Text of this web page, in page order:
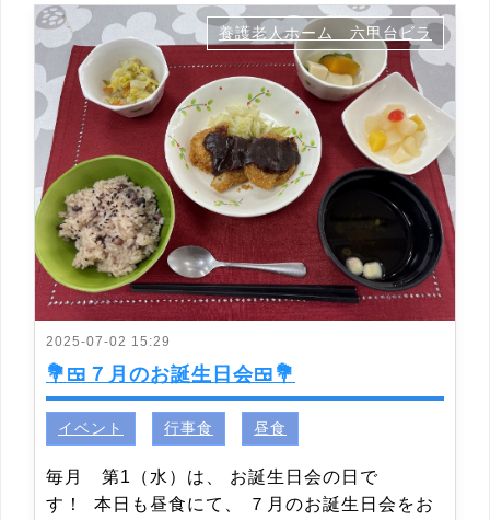
2025-07-02 15:29
💐🍱７月のお誕生日会🍱💐
養護老人ホーム 六甲台ビラ
イベント 行事食 昼食
毎月 第1（水）は、 お誕生日会の日で
す！ 本日も昼食にて、 ７月のお誕生日会をお